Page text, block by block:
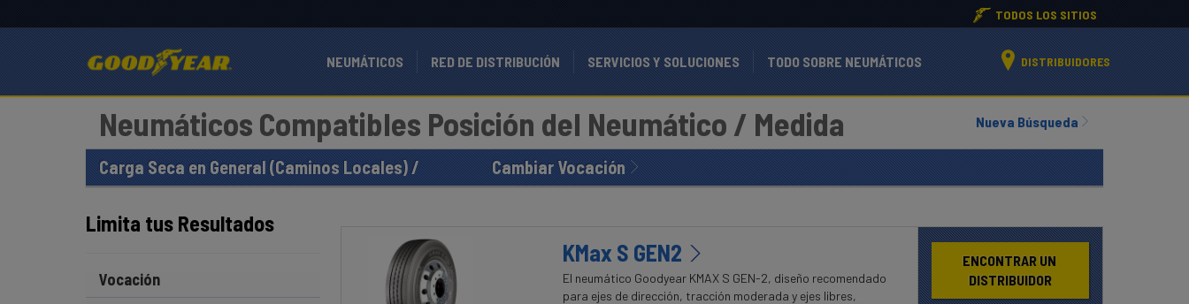
TODOS LOS SITIOS
NEUMÁTICOS RED DE DISTRIBUCIÓN SERVICIOS Y SOLUCIONES TODO SOBRE NEUMÁTICOS DISTRIBUIDORES
Neumáticos Compatibles Posición del Neumático / Medida Nueva Búsqueda
Carga Seca en General (Caminos Locales) / Cambiar Vocación
Limita tus Resultados
Vocación
KMax S GEN2
El neumático Goodyear KMAX S GEN-2, diseño recomendado
para ejes de dirección, tracción moderada y ejes libres,
ENCONTRAR UN
DISTRIBUIDOR